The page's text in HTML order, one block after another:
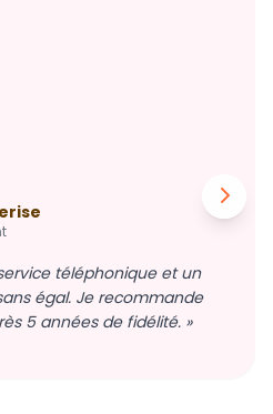
téléphonique et un
égal. Je recommande
5 années de fidélité. »